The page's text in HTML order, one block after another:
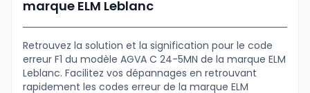
marque ELM Leblanc
Retrouvez la solution et la signification pour le code
erreur F1 du modèle AGVA C 24-5MN de la marque ELM
Leblanc. Facilitez vos dépannages en retrouvant
rapidement les codes erreur de la marque ELM